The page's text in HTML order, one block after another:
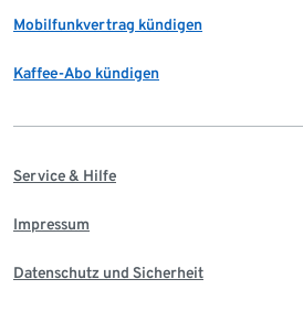
Mobilfunkvertrag kündigen
Kaffee-Abo kündigen
Service & Hilfe
Impressum
Datenschutz und Sicherheit